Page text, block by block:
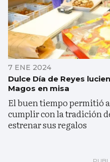
7 ENE 2024
Dulce Día de Reyes
Magos en misa
El buen tiempo permitió
cumplir con la tradición
estrenar sus regalos